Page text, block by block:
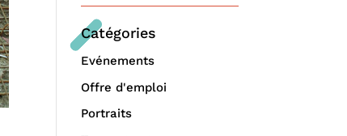
Catégories
Evénements
Offre d'emploi
Portraits